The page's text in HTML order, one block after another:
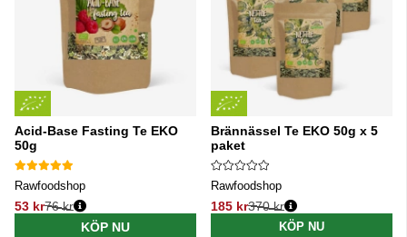
Acid-Base Fasting Te EKO
50g
Rawfoodshop
53 kr
Ordinarie pris:
76 kr
KÖP NU
Brännässel Te EKO 50g x 5
paket
Rawfoodshop
185 kr
Ordinarie pris:
370 kr
KÖP NU